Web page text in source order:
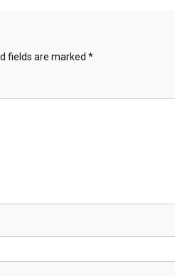
fields are marked *